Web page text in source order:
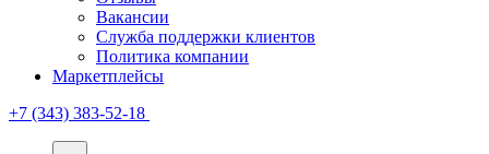
Вакансии
Служба поддержки клиентов
Политика компании
Маркетплейсы
+7 (343) 383-52-18